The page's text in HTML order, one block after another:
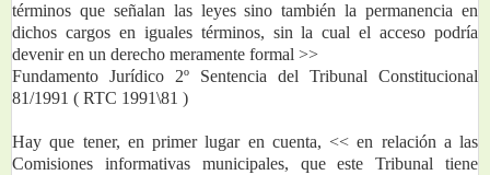
términos que señalan las leyes sino también la permanencia en
dichos cargos en iguales términos, sin la cual el acceso podría
devenir en un derecho meramente formal >>
Fundamento Jurídico 2º Sentencia del Tribunal Constitucional
81/1991 ( RTC 1991\81 )
Hay que tener, en primer lugar en cuenta, << en relación a las
Comisiones informativas municipales, que este Tribunal tiene